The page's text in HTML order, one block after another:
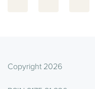
Copyright 2026